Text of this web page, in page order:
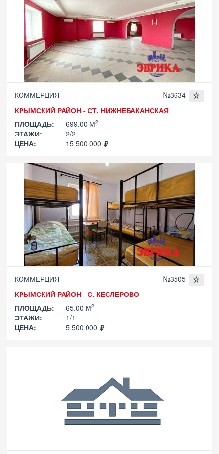
КОММЕРЦИЯ
№3634
КРЫМСКИЙ РАЙОН - СТ. НИЖНЕБАКАНСКАЯ
ПЛОЩАДЬ:
699.00 М2
ЭТАЖИ:
2/2
ЦЕНА:
15 500 000
КОММЕРЦИЯ
№3505
КРЫМСКИЙ РАЙОН - С. КЕСЛЕРОВО
ПЛОЩАДЬ:
65.00 М2
ЭТАЖИ:
1/1
ЦЕНА:
5 500 000